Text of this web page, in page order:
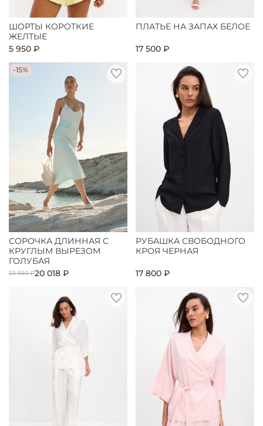
ШОРТЫ КОРОТКИЕ
ЖЕЛТЫЕ
5 950 ₽
ПЛАТЬЕ НА ЗАПАХ БЕЛОЕ
17 500 ₽
-15%
СОРОЧКА ДЛИННАЯ С
КРУГЛЫМ ВЫРЕЗОМ
ГОЛУБАЯ
23 550 ₽20 018 ₽
РУБАШКА СВОБОДНОГО
КРОЯ ЧЕРНАЯ
17 800 ₽